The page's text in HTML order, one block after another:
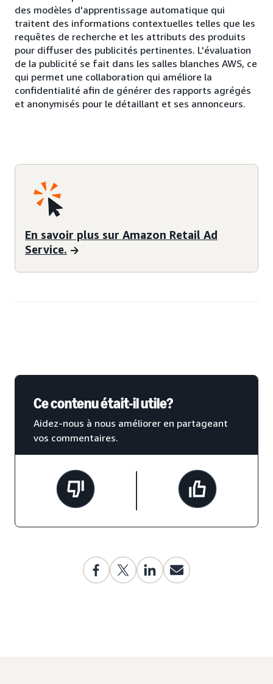
des modèles d'apprentissage automatique qui
traitent des informations contextuelles telles que les
requêtes de recherche et les attributs des produits
pour diffuser des publicités pertinentes. L'évaluation
de la publicité se fait dans les salles blanches AWS, ce
qui permet une collaboration qui améliore la
confidentialité afin de générer des rapports agrégés
et anonymisés pour le détaillant et ses annonceurs.
En savoir plus sur Amazon Retail Ad
Service.
Ce contenu était-il utile?
Aidez-nous à nous améliorer en partageant
vos commentaires.